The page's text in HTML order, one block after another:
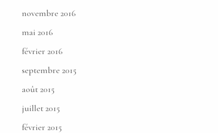
novembre 2016
mai 2016
février 2016
septembre 2015
août 2015
juillet 2015
février 2015